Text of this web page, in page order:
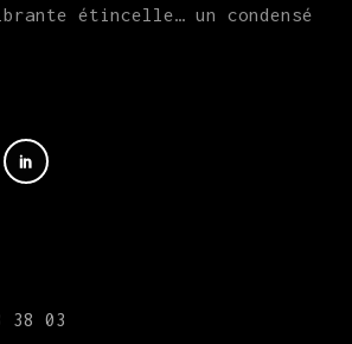
étincelle… un condensé
38 03